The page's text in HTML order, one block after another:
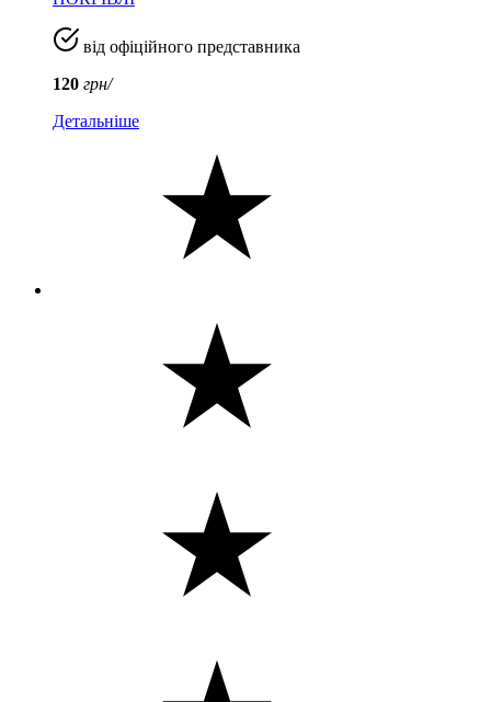
від офіційного представника
120 грн/
Детальніше